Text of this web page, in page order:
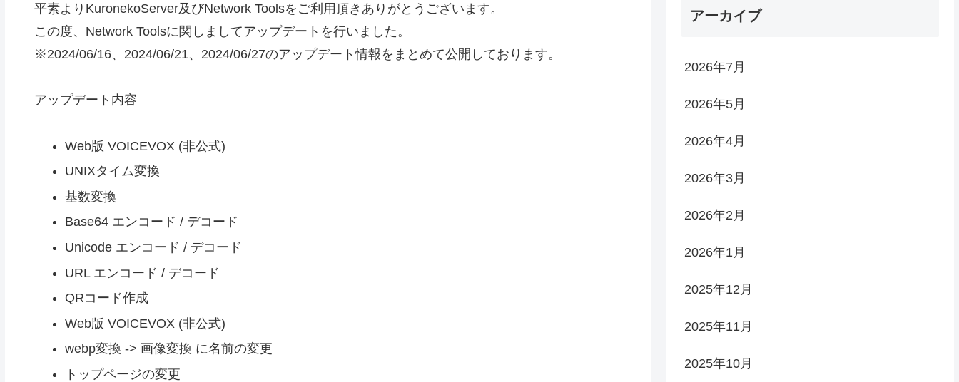
平素よりKuronekoServer及びNetwork Toolsをご利用頂きありがとうございます。
この度、Network Toolsに関しましてアップデートを行いました。
※2024/06/16、2024/06/21、2024/06/27のアップデート情報をまとめて公開しております。
アップデート内容
Web版 VOICEVOX (非公式)
UNIXタイム変換
基数変換
Base64 エンコード / デコード
Unicode エンコード / デコード
URL エンコード / デコード
QRコード作成
Web版 VOICEVOX (非公式)
webp変換 -> 画像変換 に名前の変更
トップページの変更
アーカイブ
2026年7月
2026年5月
2026年4月
2026年3月
2026年2月
2026年1月
2025年12月
2025年11月
2025年10月